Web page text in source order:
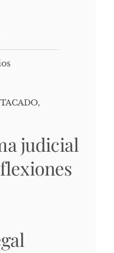
,
judicial